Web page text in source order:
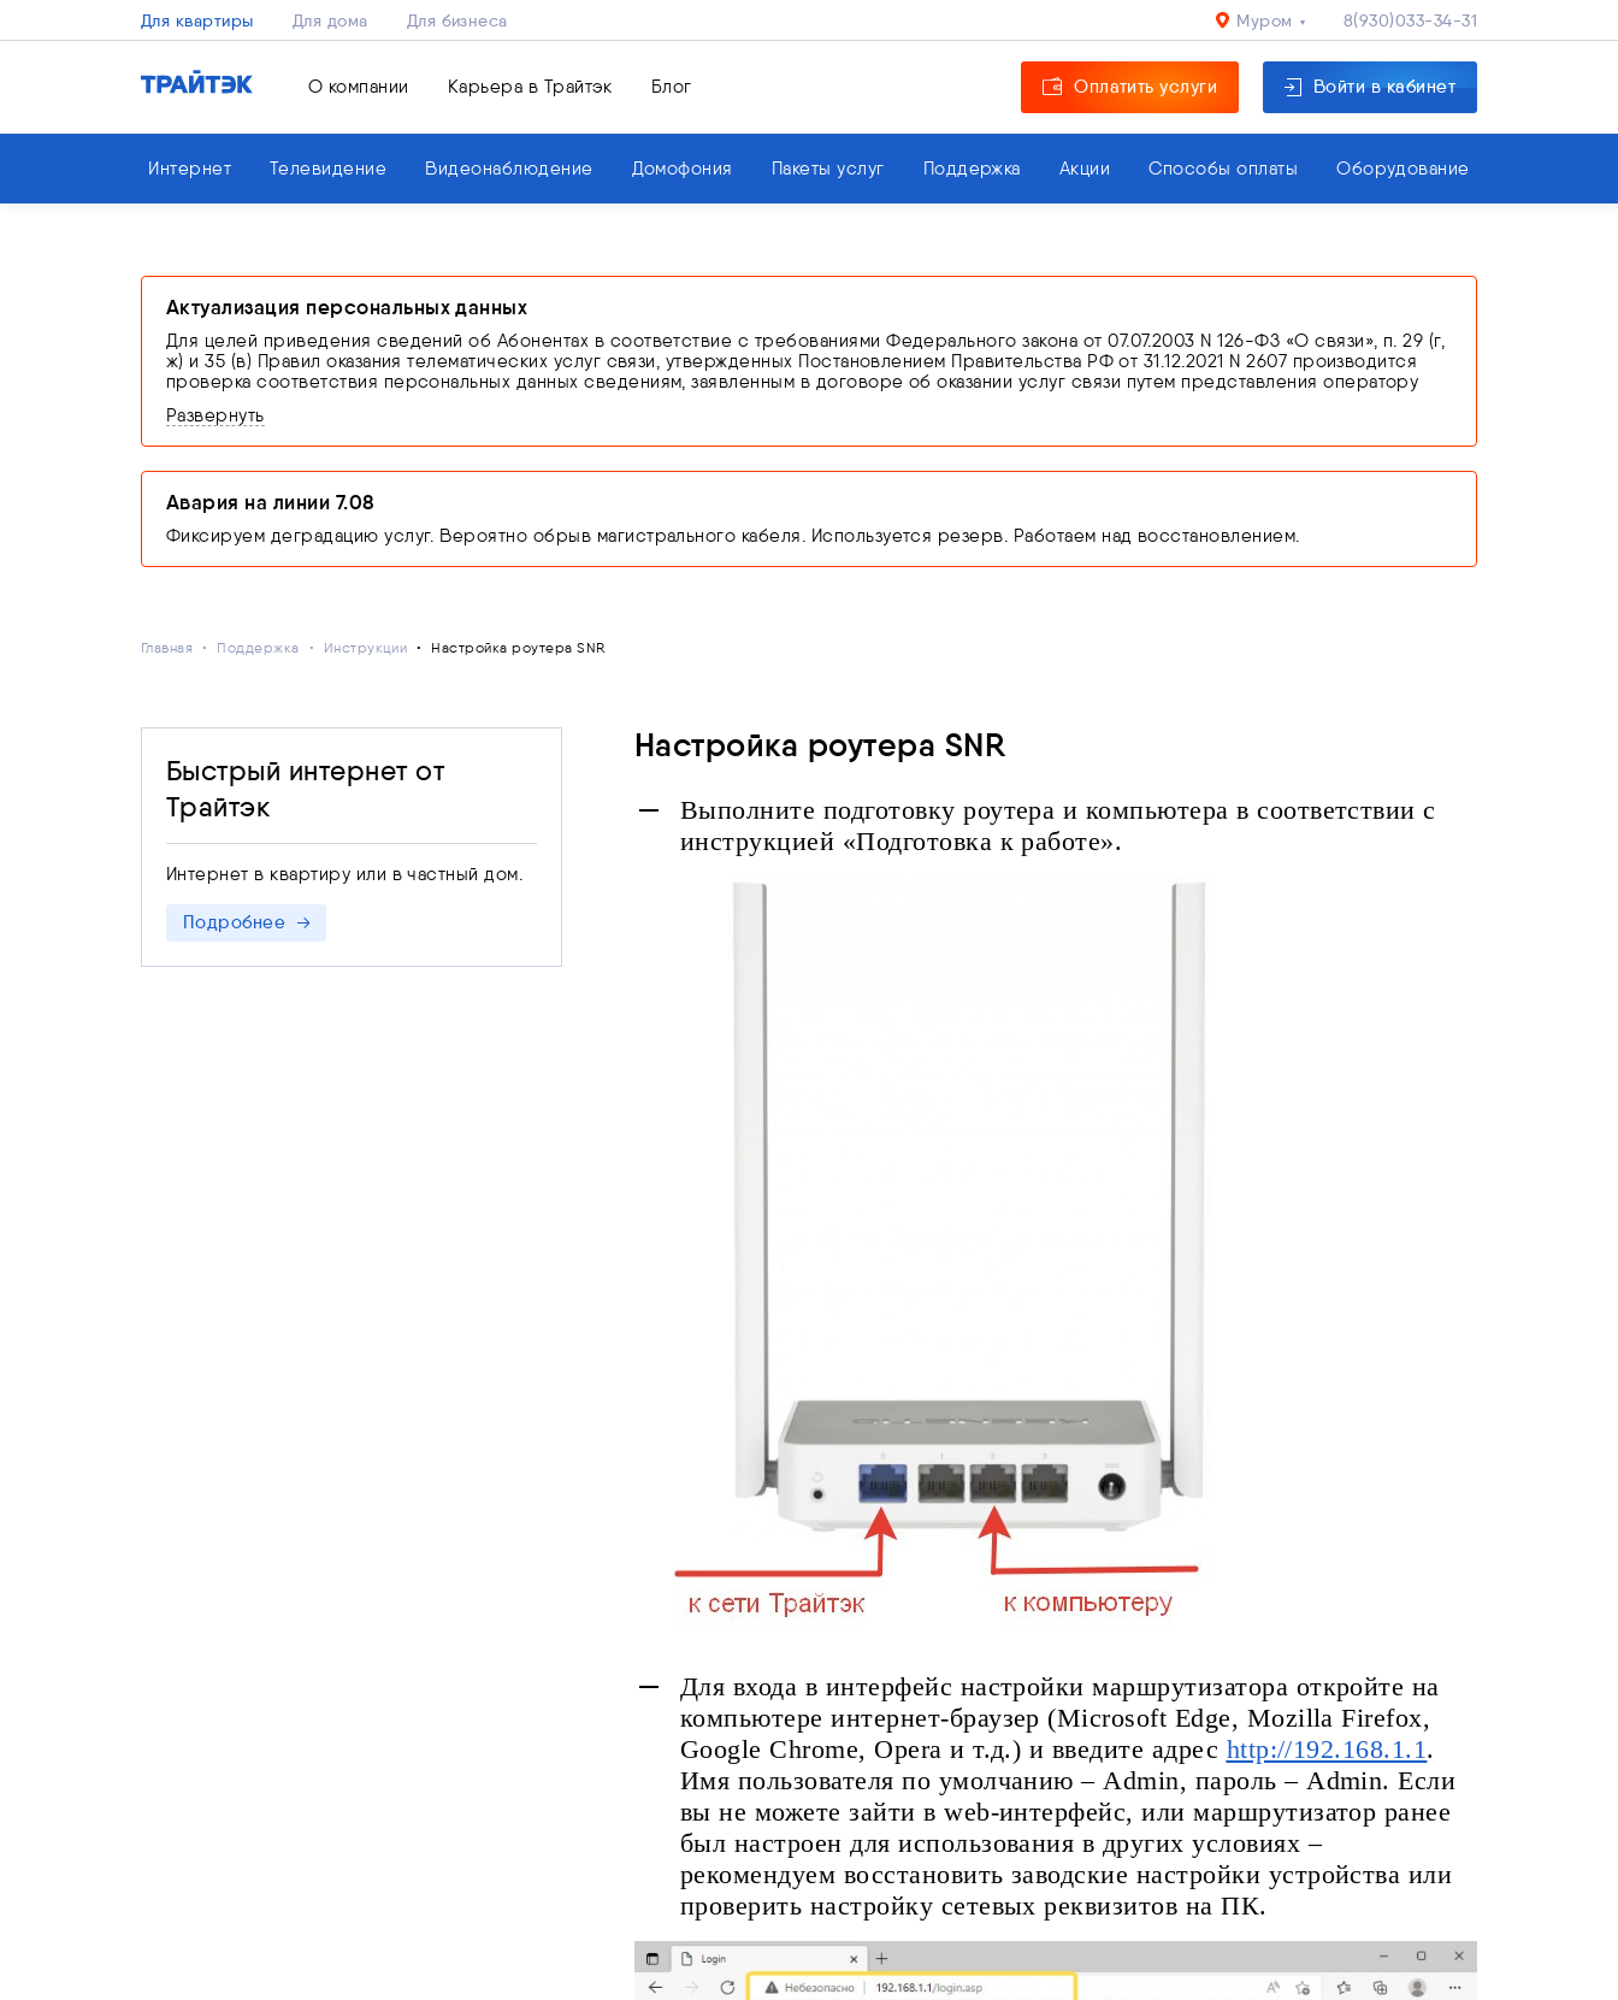
Для квартиры Для дома Для бизнеса Муром 8(930)033-34-31
О компании Карьера в Трайтэк Блог Оплатить услуги Войти в кабинет
Интернет Телевидение Видеонаблюдение Домофония Пакеты услуг Поддержка Акции Способы оплаты Оборудование
Актуализация персональных данных
Для целей приведения сведений об Абонентах в соответствие с требованиями Федерального закона от 07.07.2003 N 126-ФЗ «О связи», п. 29 (г,
ж) и 35 (в) Правил оказания телематических услуг связи, утвержденных Постановлением Правительства РФ от 31.12.2021 N 2607 производится
проверка соответствия персональных данных сведениям, заявленным в договоре об оказании услуг связи путем представления оператору
В случае невыполнения абонентом обязанности по подтверждению сведений или предоставления недостоверных сведений, оператор связи
оставляет за собой право приостановить оказание услуг связи вплоть до устранения нарушений на основании п. 3 ст. 44 Федерального закона
Развернуть
Авария на линии 7.08
Фиксируем деградацию услуг. Вероятно обрыв магистрального кабеля. Используется резерв. Работаем над восстановлением.
Главная Поддержка Инструкции Настройка роутера SNR
Быстрый интернет от
Трайтэк
Интернет в квартиру или в частный дом.
Подробнее
Настройка роутера SNR
Выполните подготовку роутера и компьютера в соответствии с
инструкцией «Подготовка к работе».
Для входа в интерфейс настройки маршрутизатора откройте на
компьютере интернет-браузер (Microsoft Edge, Mozilla Firefox,
Google Chrome, Opera и т.д.) и введите адрес http://192.168.1.1.
Имя пользователя по умолчанию – Admin, пароль – Admin. Если
вы не можете зайти в web-интерфейс, или маршрутизатор ранее
был настроен для использования в других условиях –
рекомендуем восстановить заводские настройки устройства или
проверить настройку сетевых реквизитов на ПК.